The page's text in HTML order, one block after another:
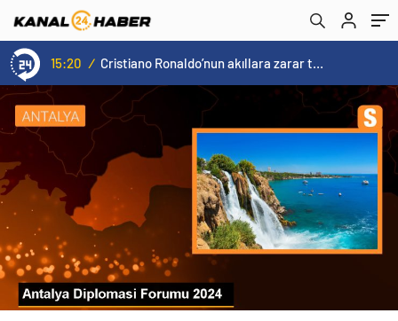
15:20 / Cristiano Ronaldo’nun akıllara zarar tüm kariyerinin istatistiğini çıkardık !